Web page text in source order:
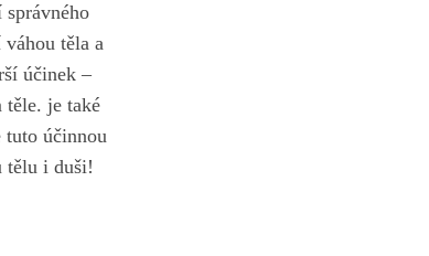
těla a
účinek –
těle. je také
tuto účinnou
tělu i duši!